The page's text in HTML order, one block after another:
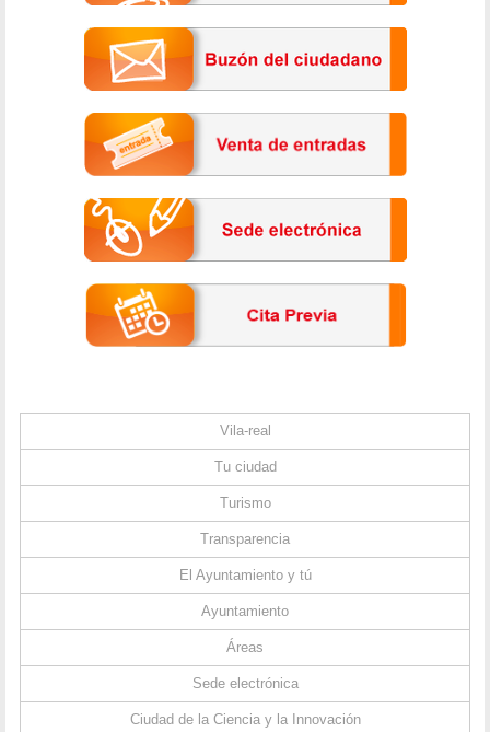
Vila-real
Tu ciudad
Turismo
Transparencia
El Ayuntamiento y tú
Ayuntamiento
Áreas
Sede electrónica
Ciudad de la Ciencia y la Innovación